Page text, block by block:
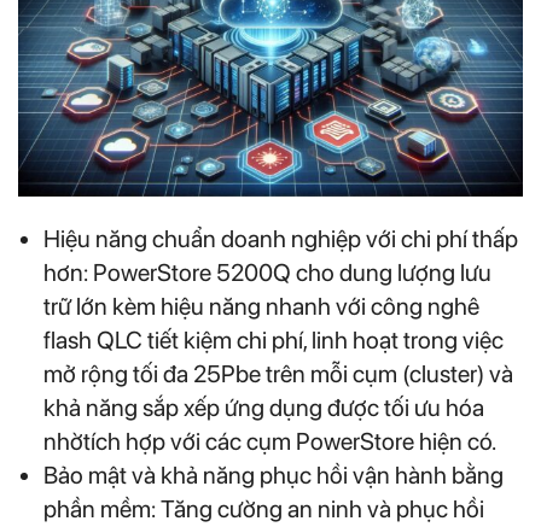
Hiệu năng chuẩn doanh nghiệp với chi phí thấp
hơn: PowerStore 5200Q cho dung lượng lưu
trữ lớn kèm hiệu năng nhanh với công nghê
flash QLC tiết kiệm chi phí, linh hoạt trong việc
mở rộng tối đa 25Pbe trên mỗi cụm (cluster) và
khả năng sắp xếp ứng dụng được tối ưu hóa
nhờtích hợp với các cụm PowerStore hiện có.
Bảo mật và khả năng phục hồi vận hành bằng
phần mềm: Tăng cường an ninh và phục hồi